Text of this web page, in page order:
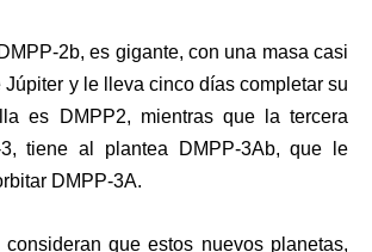
DMPP-2b, es gigante, con una masa casi
Júpiter y le lleva cinco días completar su
es DMPP2, mientras que la tercera
3, tiene al plantea DMPP-3Ab, que le
DMPP-3A.
consideran que estos nuevos planetas,